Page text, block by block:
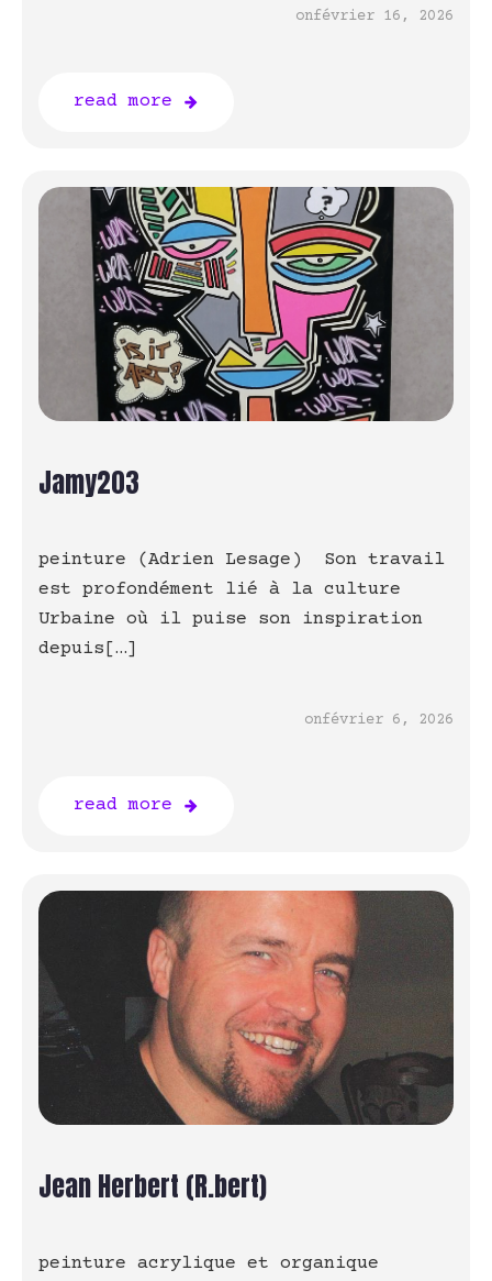
onfévrier 16, 2026
read more
Jamy203
peinture (Adrien Lesage) Son travail
est profondément lié à la culture
Urbaine où il puise son inspiration
depuis[…]
onfévrier 6, 2026
read more
Jean Herbert (R.bert)
peinture acrylique et organique